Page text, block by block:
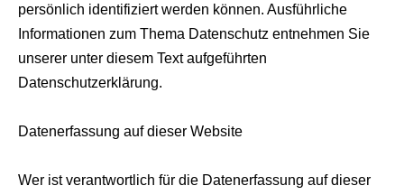
persönlich identifiziert werden können. Ausführliche
Informationen zum Thema Datenschutz entnehmen Sie
unserer unter diesem Text aufgeführten
Datenschutzerklärung.
Datenerfassung auf dieser Website
Wer ist verantwortlich für die Datenerfassung auf dieser